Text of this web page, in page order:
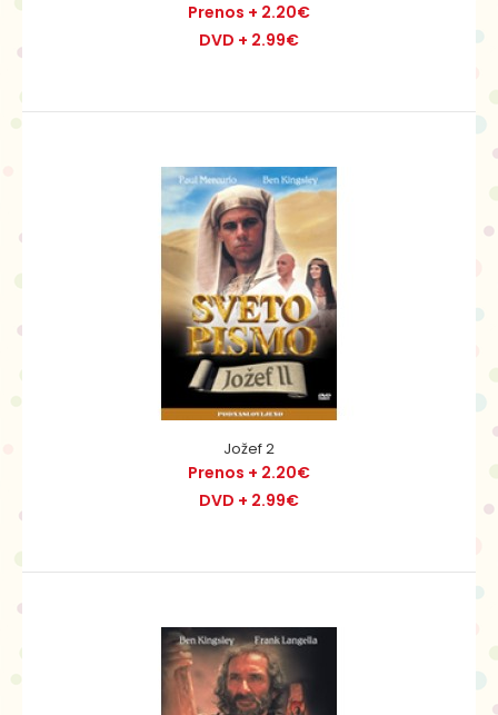
Rimski guverner Poncij Pilat pride v nemirno pokrajino
Prenos + 2.20€
DVD + 2.99€
privržence. Nekateri med njimi vodijo v njem duhov..
Prenos + 2.20€
DVD + 2.99€
Jožef 2
Prenos + 2.20€
DVD + 2.99€